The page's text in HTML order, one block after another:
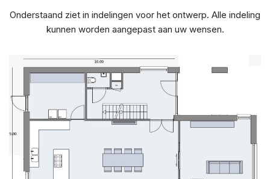
Onderstaand ziet in indelingen voor het ontwerp. Alle indeling
kunnen worden aangepast aan uw wensen.